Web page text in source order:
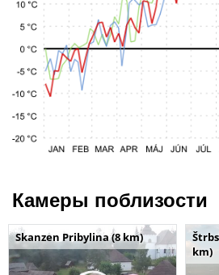
Камеры поблизости
Skanzen Pribylina (8 km)
km)